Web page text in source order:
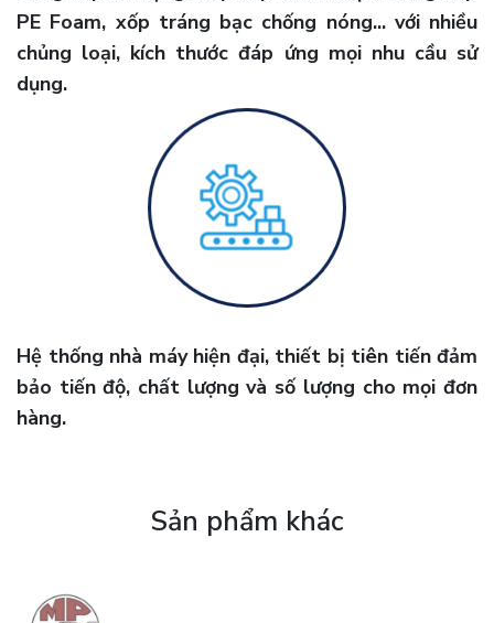
PE Foam, xốp tráng bạc chống nóng... với nhiều
chủng loại, kích thước đáp ứng mọi nhu cầu sử
dụng.
Hệ thống nhà máy hiện đại, thiết bị tiên tiến đảm
bảo tiến độ, chất lượng và số lượng cho mọi đơn
hàng.
Sản phẩm khác